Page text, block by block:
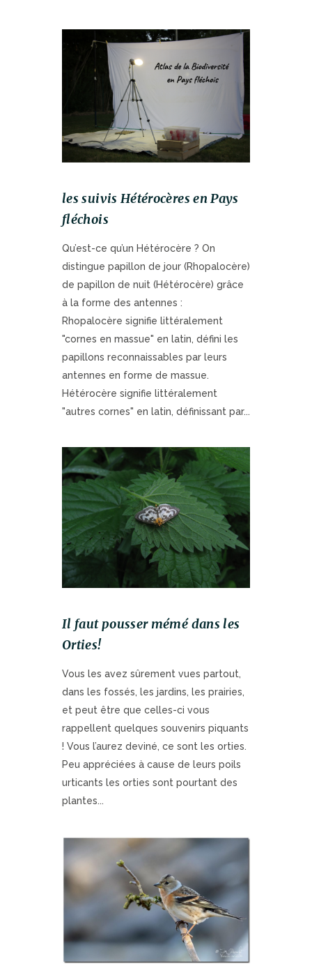
les suivis Hétérocères en Pays
fléchois
Qu’est-ce qu’un Hétérocère ? On
distingue papillon de jour (Rhopalocère)
de papillon de nuit (Hétérocère) grâce
à la forme des antennes :
Rhopalocère signifie littéralement
"cornes en massue" en latin, défini les
papillons reconnaissables par leurs
antennes en forme de massue.
Hétérocère signifie littéralement
"autres cornes" en latin, définissant par...
Il faut pousser mémé dans les
Orties!
Vous les avez sûrement vues partout,
dans les fossés, les jardins, les prairies,
et peut être que celles-ci vous
rappellent quelques souvenirs piquants
! Vous l’aurez deviné, ce sont les orties.
Peu appréciées à cause de leurs poils
urticants les orties sont pourtant des
plantes...